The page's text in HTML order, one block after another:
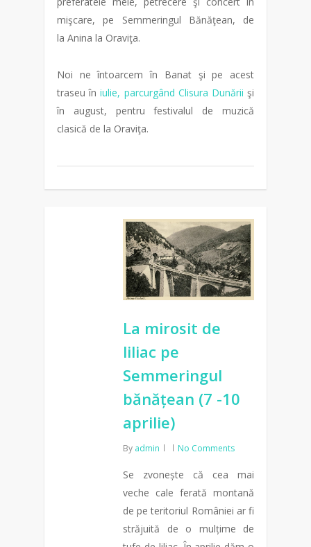
mişcare, pe Semmeringul Bănăţean, de
la Anina la Oraviţa.
Noi ne întoarcem în Banat şi pe acest
traseu îniulie, parcurgând Clisura Dunării şi
în august, pentru festivalul de muzică
clasică de la Oraviţa.
La mirosit de
liliac pe
Semmeringul
bănățean (7 -10
aprilie)
By admin No Comments
Se zvonește că cea mai
veche cale ferată montană
de pe teritoriul României ar fi
străjuită de o mulțime de